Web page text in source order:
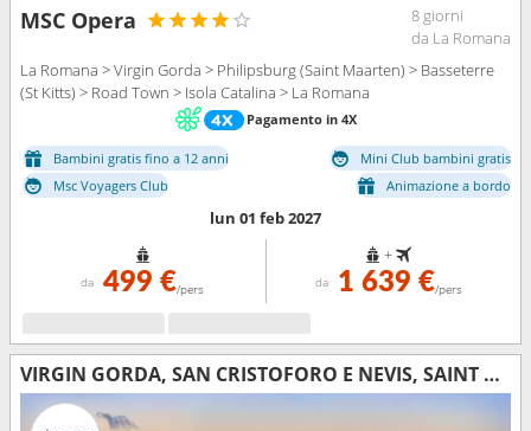
MSC Opera
8 giorni
da La Romana
La Romana > Virgin Gorda > Philipsburg (Saint Maarten) > Basseterre
(St Kitts) > Road Town > Isola Catalina > La Romana
Pagamento in 4X
Bambini gratis fino a 12 anni
Mini Club bambini gratis
Msc Voyagers Club
Animazione a bordo
lun 01 feb 2027
da 499 €/pers
+
da 1 639 €/pers
VIRGIN GORDA, SAN CRISTOFORO E NEVIS, SAINT MARTIN, REPUBBLICA DOMINICANA